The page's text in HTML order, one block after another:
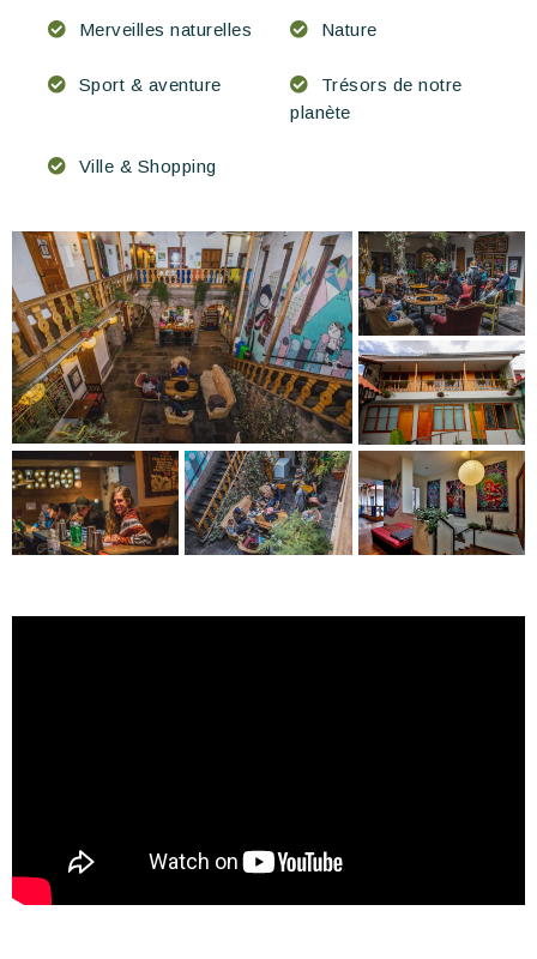
Merveilles naturelles Nature
Sport & aventure
Trésors de notre
planète
Ville & Shopping